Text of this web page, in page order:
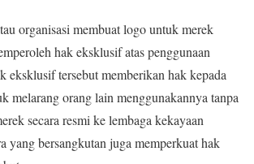
organisasi membuat logo untuk merek
hak eksklusif atas penggunaan
eksklusif tersebut memberikan hak kepada
melarang orang lain menggunakannya tanpa
secara resmi ke lembaga kekayaan
yang bersangkutan juga memperkuat hak